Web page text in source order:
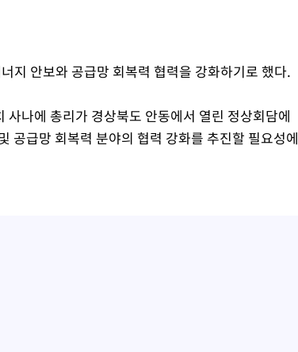
지 안보와 공급망 회복력 협력을 강화하기로 했다.
나에 총리가 경상북도 안동에서 열린 정상회담에
공급망 회복력 분야의 협력 강화를 추진할 필요성에